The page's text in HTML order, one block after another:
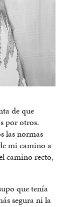
de que
por otros.
las normas
mi camino a
camino recto,
que tenía
segura ni la